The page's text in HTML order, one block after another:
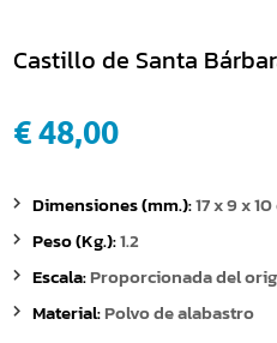
Castillo de Santa
€ 48,00
Dimensiones (mm.):17 x 9 x
Peso (Kg.):1.2
Escala:Proporcionada del
Material:Polvo de alabastro